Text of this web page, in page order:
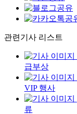
관련기사 리스트
급부상
VIP 행사
류